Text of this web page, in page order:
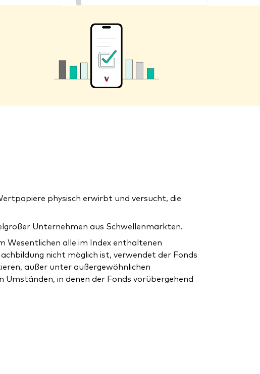
physisch erwirbt und versucht, die
Unternehmen aus Schwellenmärkten.
Wesentlichen alle im Index enthaltenen
nicht möglich ist, verwendet der Fonds
außer unter außergewöhnlichen
in denen der Fonds vorübergehend